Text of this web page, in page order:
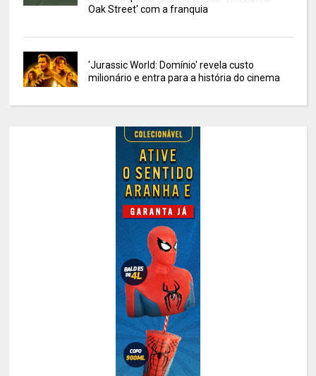
Oak Street' com a franquia
'Jurassic World: Domínio' revela custo
milionário e entra para a história do cinema